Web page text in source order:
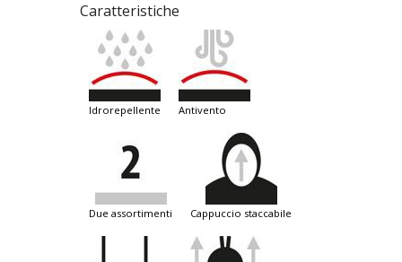
Caratteristiche
idrorepellente antivento
due assortimenti cappuccio staccabile